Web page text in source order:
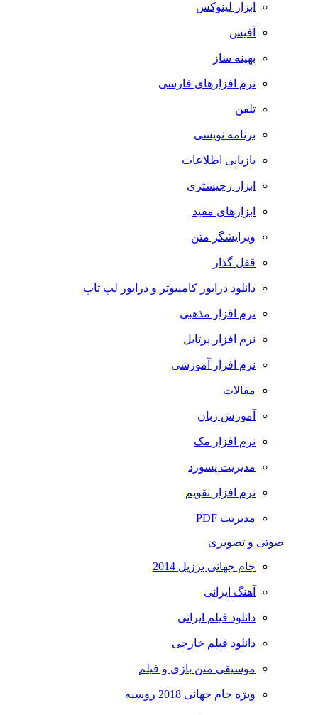
ابزار لینوکس
آفیس
بهینه ساز
نرم افزارهای فارسی
تلفن
برنامه نویسی
بازیابی اطلاعات
ابزار رجیستری
ابزارهای مفید
ویرایشگر متن
قفل گذار
دانلود درایور کامپیوتر و درایور لپ تاپ
نرم افزار مذهبی
نرم افزار پرتابل
نرم افزار آموزشی
مقالات
آموزش زبان
نرم افزار مک
مدیریت پسورد
نرم افزار تقویم
مدیریت PDF
صوتی و تصویری
جام جهانی برزیل 2014
آهنگ ایرانی
دانلود فیلم ایرانی
دانلود فیلم خارجی
موسیقی متن بازی و فیلم
ویژه جام جهانی 2018 روسیه